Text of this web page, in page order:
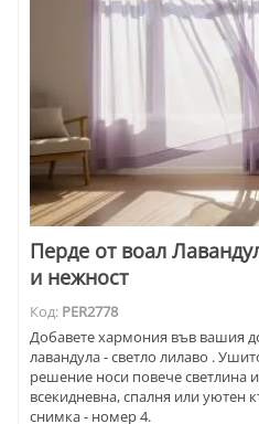
Перде от воал
и нежност
Код: PER2778
Добавете хармония във вашия
лавандула - светло лилаво .
решение носи повече светлина
всекидневна, спалня или уютен
снимка - номер 4.